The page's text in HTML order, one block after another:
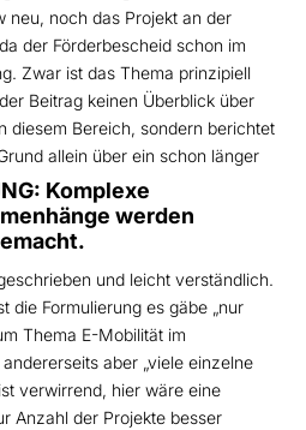
neu, noch das Projekt an der
der Förderbescheid schon im
Zwar ist das Thema prinzipiell
Beitrag keinen Überblick über
diesem Bereich, sondern berichtet
allein über ein schon länger
Komplexe
werden
und leicht verständlich.
die Formulierung es gäbe „nur
Thema E-Mobilität im
aber „viele einzelne
verwirrend, hier wäre eine
Anzahl der Projekte besser